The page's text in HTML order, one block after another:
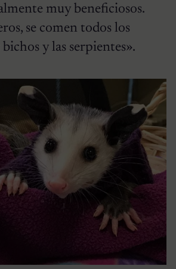
muy beneficiosos.
se comen todos los
bichos y las serpientes».